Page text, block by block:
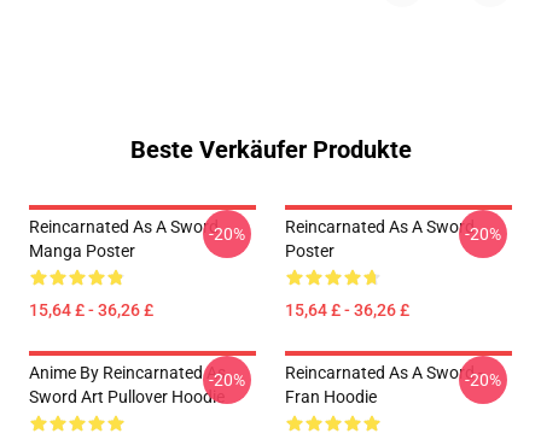
Beste Verkäufer Produkte
Reincarnated As A Sword
Manga Poster
15,64 £ - 36,26 £
-20%
Reincarnated As A Sword
Poster
15,64 £ - 36,26 £
-20%
Anime By Reincarnated As
Sword Art Pullover Hoodie
-20%
Reincarnated As A Sword -
Fran Hoodie
-20%